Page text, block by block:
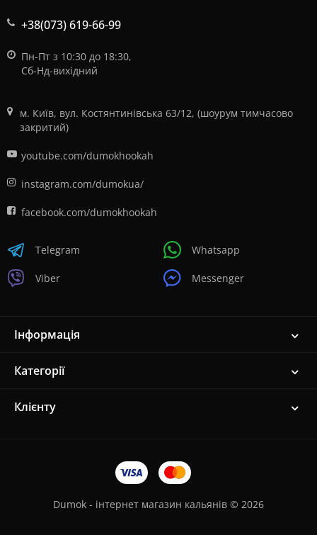
+38(073) 619-66-99
Пн-Пт з 10:30 до 18:30,
Сб-Нд-вихідний
м. Київ, вул. Костянтинівська 63/12, (шоурум тимчасово
закритий)
youtube.com/dumokhookah
instagram.com/dumokua/
facebook.com/dumokhookah
Telegram
Viber
Whatsapp
Messenger
Інформація
Категорії
Клієнту
Dumok - інтернет магазин кальянів © 2026